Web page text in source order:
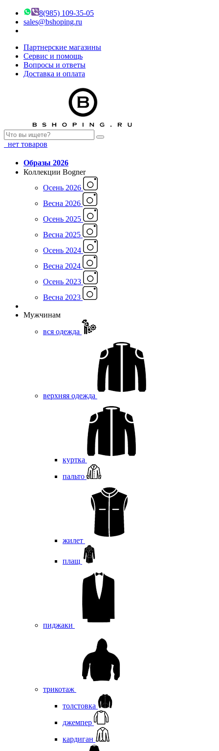
8(985) 109-35-05
sales@bshoping.ru
Партнерские магазины
Сервис и помощь
Вопросы и ответы
Доставка и оплата
нет товаров
Образы 2026
Коллекции Bogner
Осень 2026
Весна 2026
Осень 2025
Весна 2025
Осень 2024
Весна 2024
Осень 2023
Весна 2023
Мужчинам
вся одежда
верхняя одежда
куртка
пальто
жилет
плащ
пиджаки
трикотаж
толстовка
джемпер
кардиган